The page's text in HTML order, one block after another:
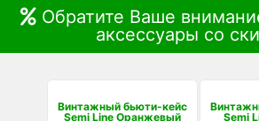
Обратите Ваше
аксессуары со
Винтажный бьюти-кейс
Semi Line Оранжевый
Semi